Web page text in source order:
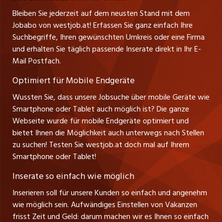
Transporte AG wichtige Treiber für eine
erfolgreiche Unternehmensentwicklung. Diese
Aktivitäten werden auch künftig bestehen und
für weitere attraktive Dienstleistungen sorgen.
Führungspositionen
Management / Kader-Jobs
jobbern.ch
jobbasel.ch
zentraljob.ch
myjob.ch
schaffu.ch (VS)
ajourjob.ch
russmedia.com
vol.at
Stefan Spötl
Tel. +43 664 39 47 47 7
Leiter westjob.at
Andrea Graf
Tel. +43 664 20 30 02 1
Verkauf und Beratung
Bleiben Sie jederzeit auf dem neusten Stand mit dem
Jobabo von westjob.at! Erfassen Sie ganz einfach Ihre
Suchbegriffe, Ihren gewünschten Umkreis oder eine Firma
und erhalten Sie täglich passende Inserate direkt in Ihr E-
Mail Postfach.
Optimiert für Mobile Endgeräte
Wussten Sie, dass unsere Jobsuche über mobile Geräte wie
Smartphone oder Tablet auch möglich ist? Die ganze
Webseite wurde für mobile Endgeräte optimiert und
bietet Ihnen die Möglichkeit auch unterwegs nach Stellen
zu suchen! Testen Sie westjob.at doch mal auf Ihrem
Smartphone oder Tablet!
Inserate so einfach wie möglich
Inserieren soll für unsere Kunden so einfach und angenehm
wie möglich sein. Aufwändiges Einstellen von Vakanzen
frisst Zeit und Geld: darum machen wir es Ihnen so einfach